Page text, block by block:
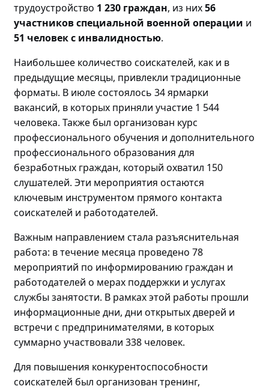
трудоустройство 1 230 граждан, из них56
участников специальной военной операции и
51 человек с инвалидностью.
Наибольшее количество соискателей, как и в
предыдущие месяцы, привлекли традиционные
форматы. В июле состоялось 34 ярмарки
вакансий, в которых приняли участие 1 544
человека. Также был организован курс
профессионального обучения и дополнительного
профессионального образования для
безработных граждан, который охватил 150
слушателей. Эти мероприятия остаются
ключевым инструментом прямого контакта
соискателей и работодателей.
Важным направлением стала разъяснительная
работа: в течение месяца проведено 78
мероприятий по информированию граждан и
работодателей о мерах поддержки и услугах
службы занятости. В рамках этой работы прошли
информационные дни, дни открытых дверей и
встречи с предпринимателями, в которых
суммарно участвовали 338 человек.
Для повышения конкурентоспособности
соискателей был организован тренинг,